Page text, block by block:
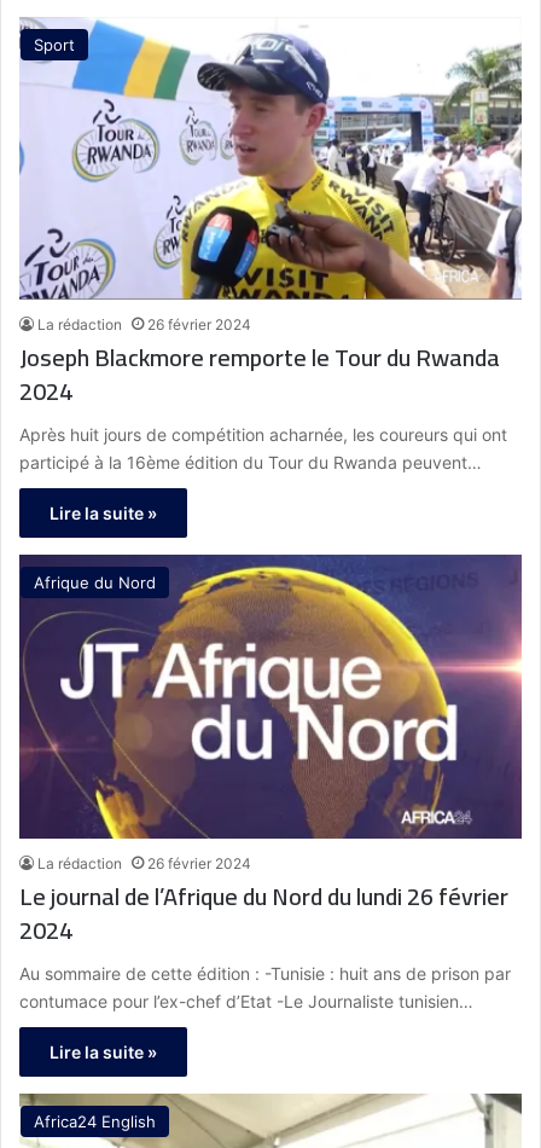
Sport
La rédaction 26 février 2024
Joseph Blackmore remporte le Tour du Rwanda
2024
Après huit jours de compétition acharnée, les coureurs qui ont
participé à la 16ème édition du Tour du Rwanda peuvent…
Lire la suite »
Afrique du Nord
La rédaction 26 février 2024
Le journal de l’Afrique du Nord du lundi 26 février
2024
Au sommaire de cette édition : -Tunisie : huit ans de prison par
contumace pour l’ex-chef d’Etat -Le Journaliste tunisien…
Lire la suite »
Africa24 English